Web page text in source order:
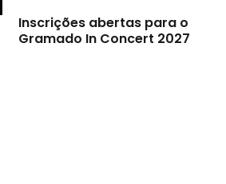
Inscrições abertas para o
Gramado In Concert 2027